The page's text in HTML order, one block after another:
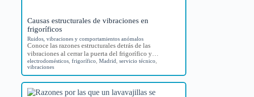
Causas estructurales de vibraciones en
frigoríficos
Ruidos, vibraciones y comportamientos anómalos
Conoce las razones estructurales detrás de las
vibraciones al cerrar la puerta del frigorífico y…
electrodomésticos ,frigorífico ,Madrid ,servicio técnico
vibraciones